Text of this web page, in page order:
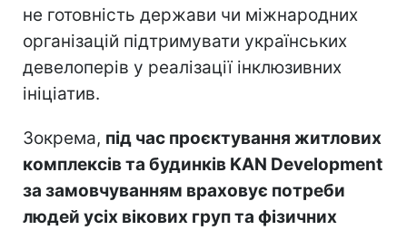
не готовність держави чи міжнародних
організацій підтримувати українських
девелоперів у реалізації інклюзивних
ініціатив.
Зокрема, під час проєктування житлових
комплексів та будинків KAN Development
за замовчуванням враховує потреби
людей усіх вікових груп та фізичних